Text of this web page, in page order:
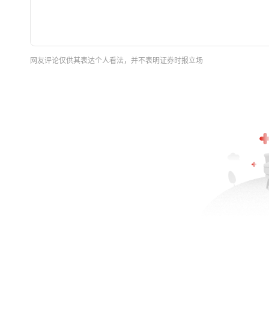
网友评论仅供其表达个人看法，并不表明证券时报立场